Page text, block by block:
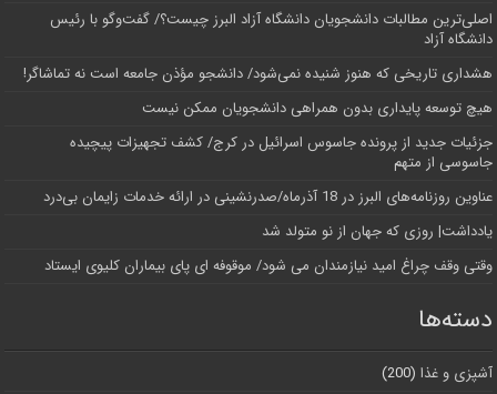
اصلی‌ترین مطالبات دانشجویان دانشگاه آزاد البرز چیست؟/ گفت‌وگو با رئیس
دانشگاه آز‌اد
هشداری تاریخی که هنوز شنیده نمی‌شود/ دانشجو مؤذن جامعه است نه تماشاگر!
هیچ توسعه پایداری بدون همراهی دانشجویان ممکن نیست
جزئیات جدید از پرونده جاسوس اسرائیل در کرج/‌ کشف تجهیزات پیچیده
جاسوسی از متهم
عناوین روزنامه‌های البرز در ‌18 آذرماه/صدرنشینی در ارائه خدمات زایمان بی‌درد
یادداشت| روزی که جهان از نو متولد شد
وقتی وقف چراغ امید نیازمندان می شود/ موقوفه ای پای بیماران کلیوی ایستاد
دسته‌ها
آشپزی و غذا (200)